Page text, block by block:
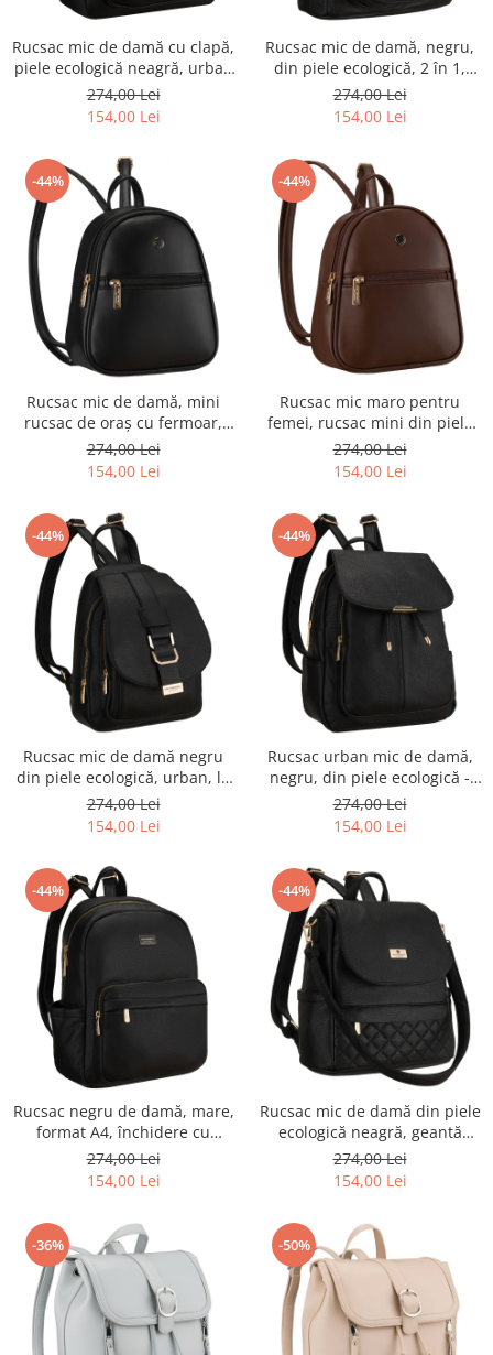
Rucsac mic de damă cu clapă,
piele ecologică neagră, urban
- Peterson PTR-PTN MBP-14-
F19
274,00 Lei
154,00 Lei
Rucsac mic de damă, negru,
din piele ecologică, 2 în 1,
geantă de umăr, la modă,
urbană - Peterson PTR-PTN
MBP-01-F19
274,00 Lei
154,00 Lei
-44%
Rucsac mic de damă, mini
rucsac de oraș cu fermoar,
piele ecologică neagră -
Peterson PTR-PTN MX03-P-
7731
274,00 Lei
154,00 Lei
-44%
Rucsac mic maro pentru
femei, rucsac mini din piele
ecologică, la modă cu fermoar
- Peterson
274,00 Lei
154,00 Lei
-44%
Rucsac mic de damă negru
din piele ecologică, urban, la
modă, cu clapă - Peterson
PTR-PTN MBP-04-F19
274,00 Lei
154,00 Lei
-44%
Rucsac urban mic de damă,
negru, din piele ecologică -
Peterson PTR-PTN MBP-10-F19
274,00 Lei
154,00 Lei
-44%
Rucsac negru de damă, mare,
format A4, închidere cu
fermoar, oraș, pentru
serviciu, universitate, piele
ecologică - Peterson PTR-PTN
274,00 Lei
154,00 Lei
-44%
Rucsac mic de damă din piele
ecologică neagră, geantă
urbană 2 în 1 - Peterson PTR-
PTN MBP-08-F19
274,00 Lei
154,00 Lei
-36% -50%